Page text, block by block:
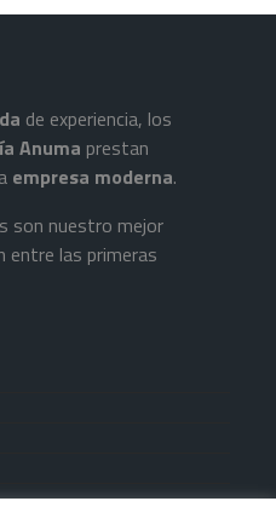
de experiencia, los
Anuma prestan
empresa moderna.
son nuestro mejor
entre las primeras